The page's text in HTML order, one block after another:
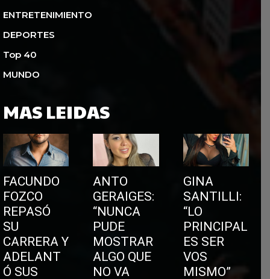
ENTRETENIMIENTO
DEPORTES
Top 40
MUNDO
MAS LEIDAS
FACUNDO
FOZCO
REPASÓ
SU
CARRERA Y
ADELANT
Ó SUS
ANTO
GERAIGES:
“NUNCA
PUDE
MOSTRAR
ALGO QUE
NO VA
GINA
SANTILLI:
“LO
PRINCIPAL
ES SER
VOS
MISMO”